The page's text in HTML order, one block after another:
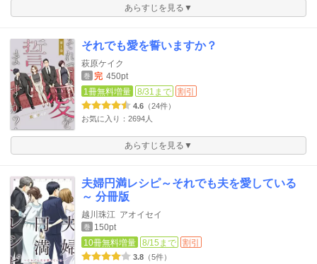
あらすじを見る▼
それでも愛を誓いますか？
萩原ケイク
巻 完 450pt
1冊無料増量
8/31まで 割引
4.6 （24件）
お気に入り：2694人
あらすじを見る▼
夫婦円満レシピ～それでも夫を愛している
～ 分冊版
越川珠江 アオイセイ
巻
150pt
10冊無料増量
8/15まで 割引
3.8 （5件）